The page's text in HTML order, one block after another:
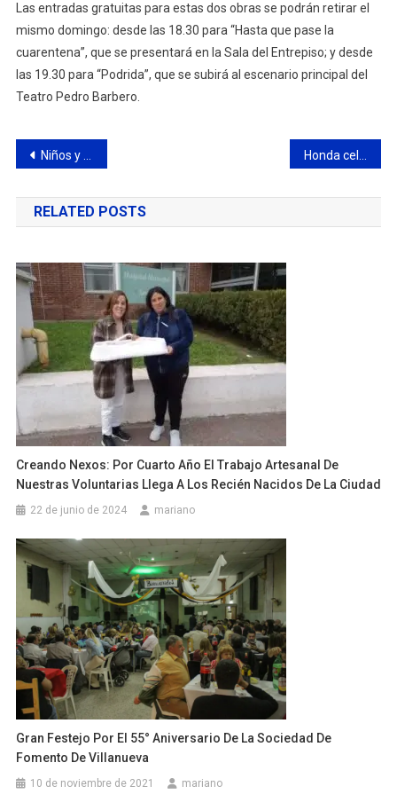
Las entradas gratuitas para estas dos obras se podrán retirar el
mismo domingo: desde las 18.30 para “Hasta que pase la
cuarentena”, que se presentará en la Sala del Entrepiso; y desde
las 19.30 para “Podrida”, que se subirá al escenario principal del
Teatro Pedro Barbero.
Navegación
de
entradas
Niños y jóvenes desarrollan su creatividad en cómic, dibujo e ilustración Honda celebra los 30 años del CR-V con el “Dream Pod” Concept, un modelo apto para acampar
RELATED POSTS
Creando Nexos: Por Cuarto Año El Trabajo Artesanal De
Nuestras Voluntarias Llega A Los Recién Nacidos De La Ciudad
22 de junio de 2024 mariano
Gran Festejo Por El 55° Aniversario De La Sociedad De
Fomento De Villanueva
10 de noviembre de 2021 mariano